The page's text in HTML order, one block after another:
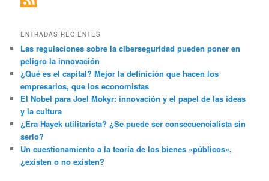
ENTRADAS RECIENTES
Las regulaciones sobre la ciberseguridad pueden poner en
peligro la innovación
¿Qué es el capital? Mejor la definición que hacen los
empresarios, que los economistas
El Nobel para Joel Mokyr: innovación y el papel de las ideas
y la cultura
¿Era Hayek utilitarista? ¿Se puede ser consecuencialista sin
serlo?
Un cuestionamiento a la teoría de los bienes «públicos»,
¿existen o no existen?